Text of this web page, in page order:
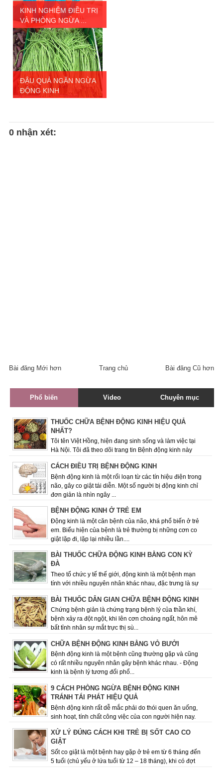
KINH NGHIỆM ĐIỀU TRỊ
VÀ PHÒNG NGỪA ...
ĐẬU QUẢ NGĂN NGỪA
ĐỘNG KINH
0 nhận xét:
Bài đăng Mới hơn Bài đăng Cũ hơn
Trang chủ
Phổ biến Video Chuyên mục
THUỐC CHỮA BỆNH ĐỘNG KINH HIỆU QUẢ
NHẤT?
Tôi tên Việt Hồng, hiện đang sinh sống và làm việc tại
Hà Nội. Tôi đã theo dõi trang tin Bệnh động kinh này
CÁCH ĐIỀU TRỊ BỆNH ĐỘNG KINH
Bệnh động kinh là một rối loạn từ các tín hiệu điện trong
não, gây co giật tái diễn. Một số người bị động kinh chỉ
đơn giản là nhìn ngây ...
BỆNH ĐỘNG KINH Ở TRẺ EM
Động kinh là một căn bệnh của não, khá phổ biến ở trẻ
em. Biểu hiện của bệnh là trẻ thường bị những cơn co
giật lặp đi, lặp lại nhiều lần....
BÀI THUỐC CHỮA ĐỘNG KINH BẰNG CON KỲ
ĐÀ
Theo tổ chức y tế thế giới, động kinh là một bệnh mạn
tính với nhiều nguyên nhân khác nhau­­­­­, đặc trưng là sự
BÀI THUỐC DÂN GIAN CHỮA BỆNH ĐỘNG KINH
Chứng bệnh giản là chứng trạng bệnh lý của thần khí,
bệnh xảy ra đột ngột, khi lên cơn choáng ngất, hôn mê
bất tỉnh nhân sự mắt trực thị sù...
CHỮA BỆNH ĐỘNG KINH BẰNG VỎ BƯỞI
Bệnh động kinh là một bệnh cũng thường gặp và cũng
có rất nhiều nguyên nhân gây bệnh khác nhau. - Động
kinh là bệnh lý tương đối phổ...
9 CÁCH PHÒNG NGỪA BỆNH ĐỘNG KINH
TRÁNH TÁI PHÁT HIỆU QUẢ
Bệnh động kinh rất dễ mắc phải do thói quen ăn uống,
sinh hoạt, tính chất công việc của con người hiện nay.
XỬ LÝ ĐÚNG CÁCH KHI TRẺ BỊ SỐT CAO CO
GIẬT
Sốt co giật là một bệnh hay gặp ở trẻ em từ 6 tháng đến
5 tuổi (chủ yếu ở lứa tuổi từ 12 – 18 tháng), khi có đợt